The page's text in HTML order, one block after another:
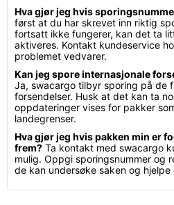
Hva gjør jeg hvis
først at du har skrevet inn riktig
fortsatt ikke fungerer, kan det ta
aktiveres. Kontakt kundeservice
problemet vedvarer.
Kan jeg spore internasjonale
Ja, swacargo tilbyr sporing på de
forsendelser. Husk at det kan ta
oppdateringer vises for pakker
landegrenser.
Hva gjør jeg hvis pakken min er
frem? Ta kontakt med swacargo
mulig. Oppgi sporingsnummer og
de kan undersøke saken og hjelpe